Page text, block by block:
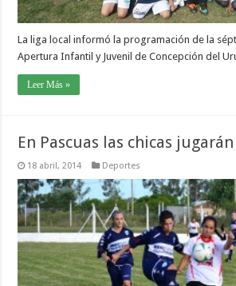
La liga local informó la programación de la
Apertura Infantil y Juvenil de Concepción del
Leer Más »
En Pascuas las chicas
18 abril, 2014 Deportes